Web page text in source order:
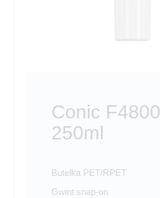
Conic F4800
250ml
Butelka PET/RPET
Gwint snap-on